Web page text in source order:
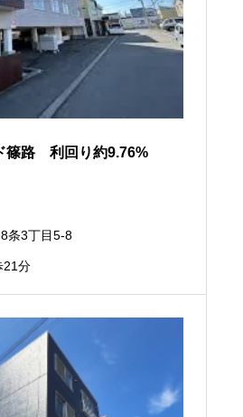
篠路 利回り約9.76%
条3丁目5-8
21分